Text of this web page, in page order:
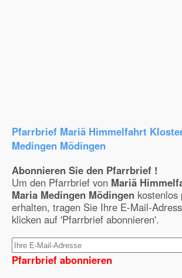
Pfarrbrief Mariä Himmelfahrt
Medingen Mödingen
Abonnieren Sie den Pfarrbrief !
Um den Pfarrbrief von Mariä
Maria Medingen Mödingen
erhalten, tragen Sie Ihre E-Mail-
klicken auf 'Pfarrbrief abonnieren'.
Pfarrbrief abonnieren